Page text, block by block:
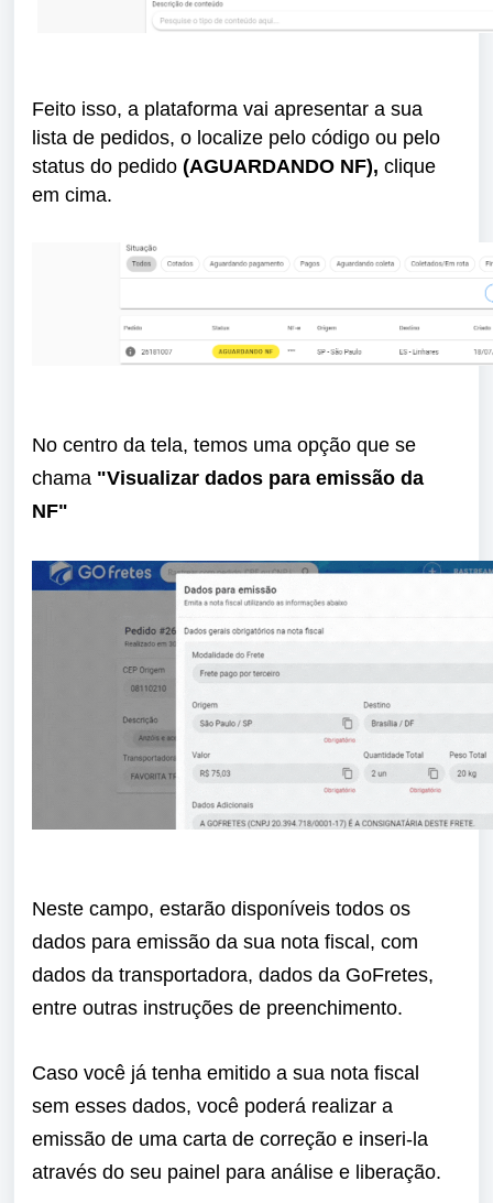
Feito isso, a plataforma vai apresentar a sua
lista de pedidos, o localize pelo código ou pelo
status do pedido (AGUARDANDO NF), clique
em cima.
No centro da tela, temos uma opção que se
chama "Visualizar dados para emissão da
NF"
Neste campo, estarão disponíveis todos os
dados para emissão da sua nota fiscal, com
dados da transportadora, dados da GoFretes,
entre outras instruções de preenchimento.
Caso você já tenha emitido a sua nota fiscal
sem esses dados, você poderá realizar a
emissão de uma carta de correção e inseri-la
através do seu painel para análise e liberação.